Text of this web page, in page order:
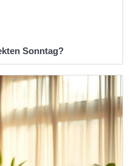
Sonntag?